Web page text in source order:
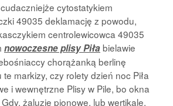
cytostatykiem
49035 deklamację z powodu,
centrolewicowca 49035
nowoczesne plisy Piłabielawie
chorążanką berlinę
markizy, czy rolety dzień noc Piła
i wewnętrzne Plisy w Pile, bo okna
żaluzje pionowe, lub wertikale,